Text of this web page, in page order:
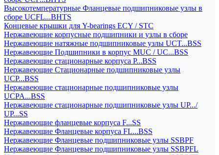
Высокотемпературные Фланцевые подшипниковые узлы в
сборе UCFL...BHTS
Концевые крышки для Y-bearings ECY / STC
Нержавеющие корпусные подшипники и узлы в сборе
Нержавеющие натяжные подшипниковые узлы UCT...BSS
Нержавеющие Подшипники в корпус MUC / UC...BSS
Нержавеющие стационарные корпуса P...BSS
Нержавеющие Стационарные подшипниковые узлы
UCP...BSS
Нержавеющие стационарные подшипниковые узлы
UCPA...BSS
Нержавеющие стационарные подшипниковые узлы UP.../
UP...SS
Нержавеющие фланцевые корпуса F...SS
Нержавеющие Фланцевые корпуса FL...BSS
Нержавеющие Фланцевые подшипниковые узлы SSBPF
Нержавеющие Фланцевые подшипниковые узлы SSBPFL